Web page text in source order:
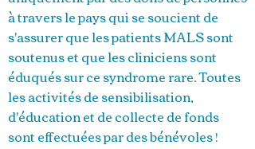
à travers le pays qui se soucient de
s'assurer que les patients MALS sont
soutenus et que les cliniciens sont
éduqués sur ce syndrome rare. Toutes
les activités de sensibilisation,
d'éducation et de collecte de fonds
sont effectuées par des bénévoles !